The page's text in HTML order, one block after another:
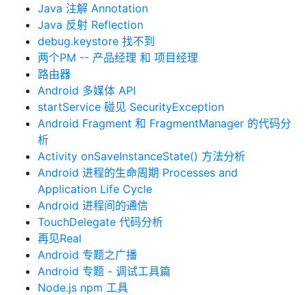
Java 注解 Annotation
Java 反射 Reflection
debug.keystore 找不到
两个PM -- 产品经理 和 项目经理
路由器
Android 多媒体 API
startService 碰见 SecurityException
Android Fragment 和 FragmentManager 的代码分
析
Activity onSaveInstanceState() 方法分析
Android 进程的生命周期 Processes and
Application Life Cycle
Android 进程间的通信
TouchDelegate 代码分析
再见Real
Android 专题之广播
Android 专题 - 调试工具篇
Node.js npm 工具